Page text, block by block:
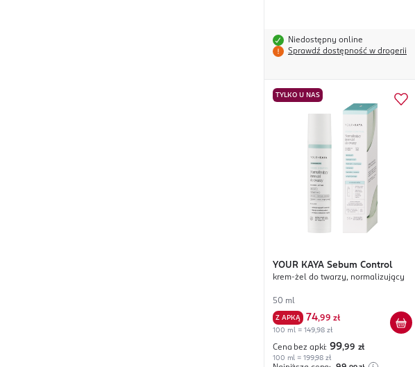
Niedostępny online
Sprawdź dostępność w drogerii
TYLKO U NAS
YOUR KAYA Sebum Control
krem-żel do twarzy, normalizujący
50 ml
Z APKĄ 74,99 zł
100 ml = 149,98 zł
Cena bez apki: 99,99 zł
100 ml = 199,98 zł